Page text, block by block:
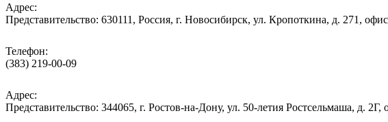
Адрес:
Представительство: 630111, Россия, г. Новосибирск, ул. Кропоткина, д. 271,
Телефон:
(383) 219-00-09
Адрес:
Представительство: 344065, г. Ростов-на-Дону, ул. 50-летия Ростсельмаша, д. 2Г,